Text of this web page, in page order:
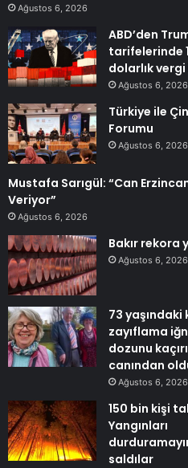
Ağustos 6, 2026
ABD’den
tarifelerinde
dolarlık
Ağustos 6, 2026
Türkiye ile
Forumu
Ağustos 6, 2026
Mustafa Sarıgül: “Can
Veriyor”
Ağustos 6, 2026
Bakır rekora
Ağustos 6, 2026
73 yaşındaki
zayıflama
dozunu
canından
Ağustos 6, 2026
150 bin kişi
Yangınları
saldılar